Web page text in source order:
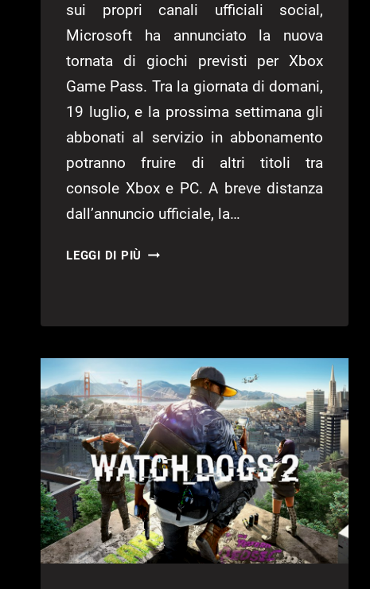
sui propri canali ufficiali social,
Microsoft ha annunciato la nuova
tornata di giochi previsti per Xbox
Game Pass. Tra la giornata di domani,
19 luglio, e la prossima settimana gli
abbonati al servizio in abbonamento
potranno fruire di altri titoli tra
console Xbox e PC. A breve distanza
dall’annuncio ufficiale, la…
LEGGI DI PIÙ XBOX
GIOCHI
LUGLIO
2022